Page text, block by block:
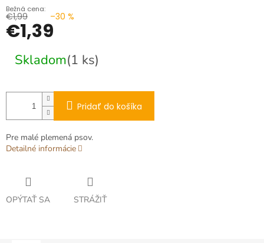
€1,99 –30 %
€1,39
cena:
Skladom(1 ks)
Pridať do košíka
Pre malé plemená psov.
Detailné informácie
OPÝTAŤ SA STRÁŽIŤ